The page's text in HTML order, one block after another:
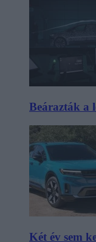
Beárazták a
Két év sem